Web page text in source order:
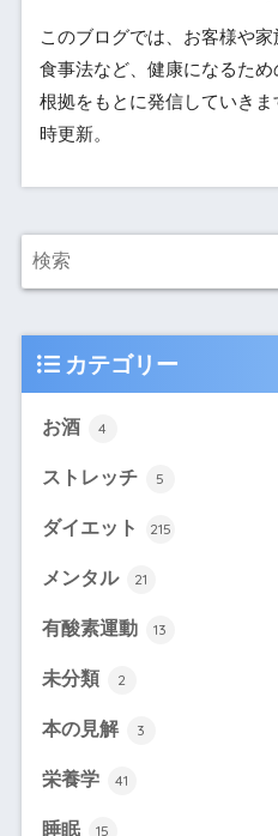
このブログでは、お客様や
食事法など、健康になるた
根拠をもとに発信していき
時更新。
カテゴリー
お酒 4
ストレッチ 5
ダイエット 215
メンタル 21
有酸素運動 13
未分類 2
本の見解 3
栄養学 41
睡眠 15